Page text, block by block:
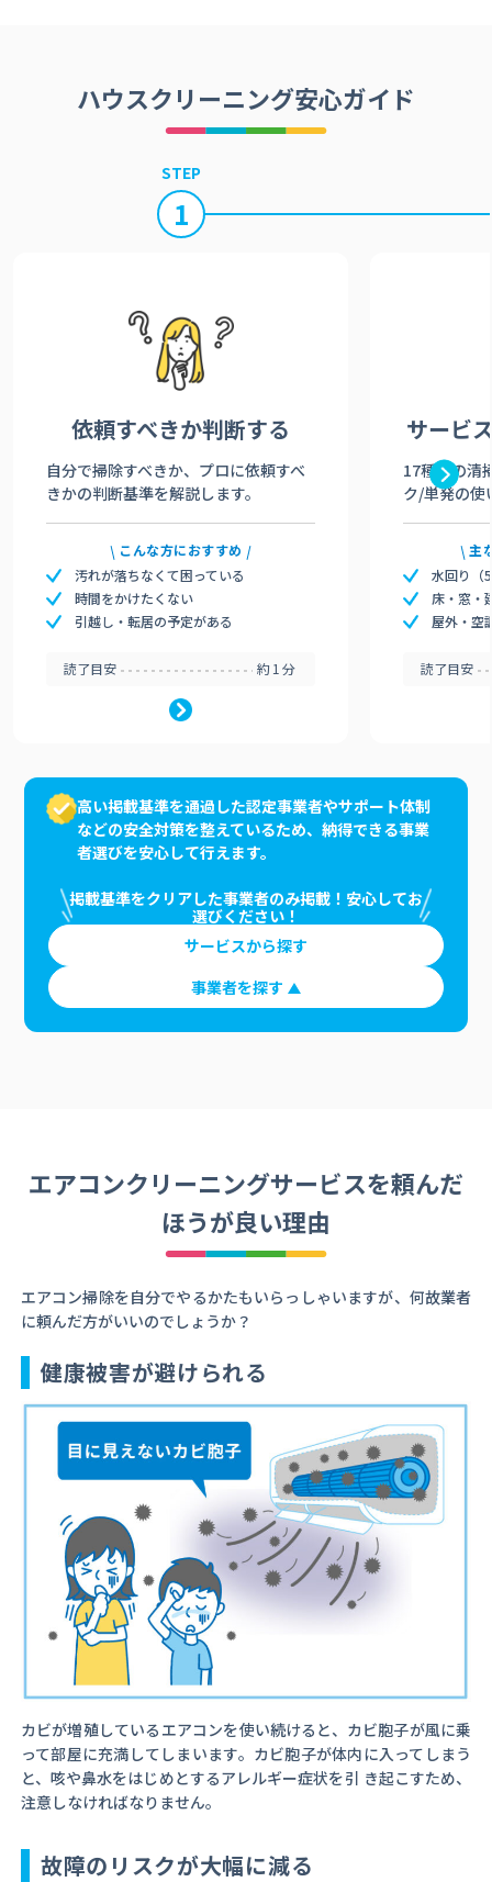
ハウスクリーニング安心ガイド
STEP
1
依頼すべきか判断する
自分で掃除すべきか、プロに依頼すべ
きかの判断基準を解説します。
こんな方におすすめ
汚れが落ちなくて困っている
時間をかけたくない
引越し・転居の予定がある
読了目安 約1分
サービ
17種類の清
ク/単発の使
主
水回り（
床・窓・
屋外・空
読了目安
高い掲載基準を通過した認定事業者やサポート体制
などの安全対策を整えているため、納得できる事業
者選びを安心して行えます。
掲載基準をクリアした事業者のみ掲載！安心してお
選びください！
サービスから探す
事業者を探す
エアコンクリーニングサービスを頼んだ
ほうが良い理由
エアコン掃除を自分でやるかたもいらっしゃいますが、何故業者
に頼んだ方がいいのでしょうか？
健康被害が避けられる
カビが増殖しているエアコンを使い続けると、カビ胞子が風に乗
って部屋に充満してしまいます。カビ胞子が体内に入ってしまう
と、咳や鼻水をはじめとするアレルギー症状を引 き起こすため、
注意しなければなりません。
故障のリスクが大幅に減る